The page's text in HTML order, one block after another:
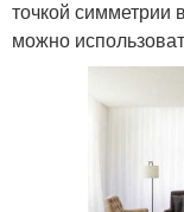
точкой симметрии
можно